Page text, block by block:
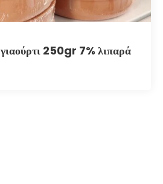
250gr 7% λιπαρά